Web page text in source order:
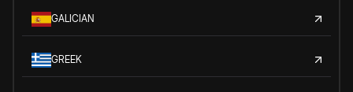
GALICIAN
GREEK